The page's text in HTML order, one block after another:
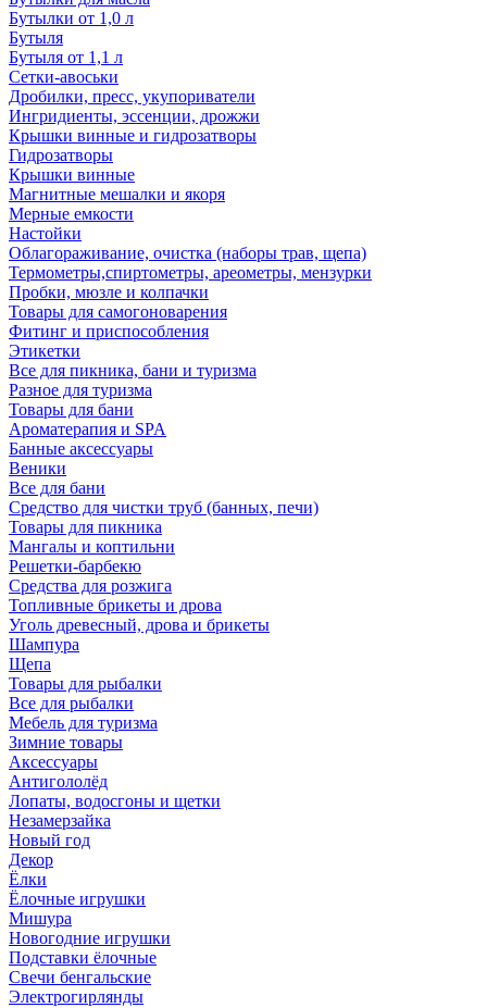
Бутылки от 1,0 л
Бутыля
Бутыля от 1,1 л
Сетки-авоськи
Дробилки, пресс, укупориватели
Ингридиенты, эссенции, дрожжи
Крышки винные и гидрозатворы
Гидрозатворы
Крышки винные
Магнитные мешалки и якоря
Мерные емкости
Настойки
Облагораживание, очистка (наборы трав, щепа)
Термометры,спиртометры, ареометры, мензурки
Пробки, мюзле и колпачки
Товары для самогоноварения
Фитинг и приспособления
Этикетки
Все для пикника, бани и туризма
Разное для туризма
Товары для бани
Ароматерапия и SPA
Банные аксессуары
Веники
Все для бани
Средство для чистки труб (банных, печи)
Товары для пикника
Мангалы и коптильни
Решетки-барбекю
Средства для розжига
Топливные брикеты и дрова
Уголь древесный, дрова и брикеты
Шампура
Щепа
Товары для рыбалки
Все для рыбалки
Мебель для туризма
Зимние товары
Аксессуары
Антигололёд
Лопаты, водосгоны и щетки
Незамерзайка
Новый год
Декор
Ёлки
Ёлочные игрушки
Мишура
Новогодние игрушки
Подставки ёлочные
Свечи бенгальские
Электрогирлянды